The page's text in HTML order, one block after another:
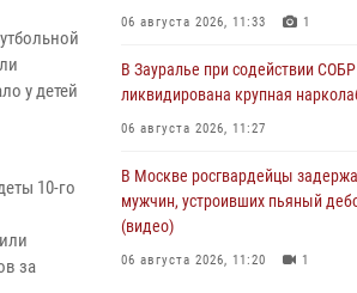
у детей
10-го
за
06 августа 2026, 11:33 1
В Зауралье при содействии
ликвидирована крупная
06 августа 2026, 11:27
В Москве росгвардейцы
мужчин, устроивших пьяный
(видео)
06 августа 2026, 11:20 1